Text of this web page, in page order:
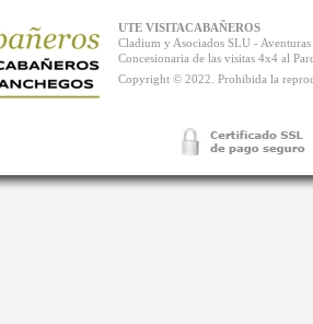
UTE VISITACABAÑEROS
Cladium y Asociados SLU -
Concesionaria de las visitas 4x4 al
Copyright © 2022. Prohibida la